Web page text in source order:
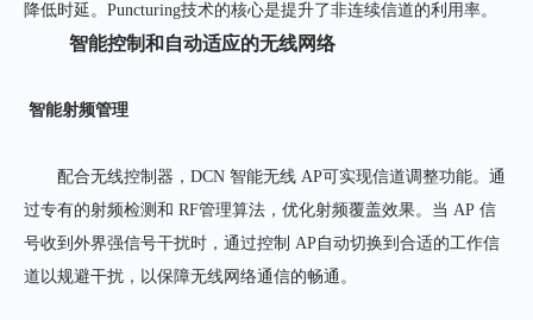
降低时延。Puncturing技术的核心是提升了非连续信道的利用率。
智能控制和自动适应的无线网络
智能射频管理
配合无线控制器，DCN 智能无线 AP可实现信道调整功能。通
过专有的射频检测和 RF管理算法，优化射频覆盖效果。当 AP 信
号收到外界强信号干扰时，通过控制 AP自动切换到合适的工作信
道以规避干扰，以保障无线网络通信的畅通。